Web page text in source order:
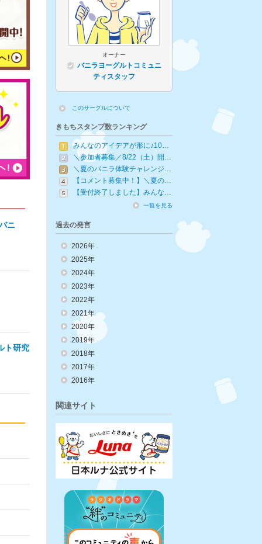
ニ
ト研究
オーナー
バニラヨーグルトコミュニ
ティスタッフ
このサークルについて
きもちスタンプ数ランキング
みんなのアイデアが形に♪10…
＼参加者募集／8/22（土）開…
＼夏のバニラ体験チャレンジ…
【コメント募集中！】＼夏の…
【受付終了しました】みんな…
一覧を見る
過去の発言
2026年
2025年
2024年
2023年
2022年
2021年
2020年
2019年
2018年
2017年
2016年
関連サイト